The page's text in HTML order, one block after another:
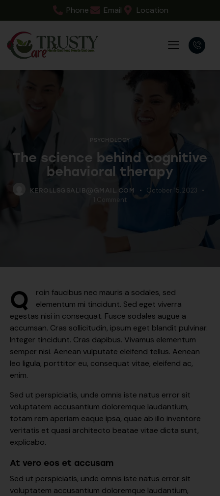
Phone Email Location
PSYCHOLOGY
The science behind cognitive
behavioral therapy
KEROLLSGSALIB@GMAIL.COM
October 15, 2023
Comment
Q
roin faucibus nec mauris a sodales, sed
elementum mi tincidunt. Sed eget viverra
egestas nisi in consequat. Fusce sodales augue a
accumsan. Cras sollicitudin, ipsum eget blandit pulvinar.
Integer tincidunt. Cras dapibus. Vivamus elementum
semper nisi. Aenean vulputate eleifend tellus. Aenean
leo ligula, porttitor eu, consequat vitae, eleifend ac,
enim.
Sed ut perspiciatis, unde omnis iste natus error sit
voluptatem accusantium doloremque laudantium,
totam rem aperiam eaque ipsa, quae ab illo inventore
veritatis et quasi architecto beatae vitae dicta sunt,
explicabo.
At vero eos et accusam
Sed ut perspiciatis, unde omnis iste natus error sit
voluptatem accusantium doloremque laudantium,